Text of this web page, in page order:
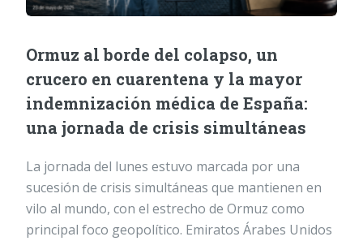
Ormuz al borde del colapso, un
crucero en cuarentena y la mayor
indemnización médica de España:
una jornada de crisis simultáneas
La jornada del lunes estuvo marcada por una
sucesión de crisis simultáneas que mantienen en
vilo al mundo, con el estrecho de Ormuz como
principal foco geopolítico. Emiratos Árabes Unidos